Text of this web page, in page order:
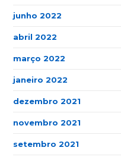
junho 2022
abril 2022
março 2022
janeiro 2022
dezembro 2021
novembro 2021
setembro 2021